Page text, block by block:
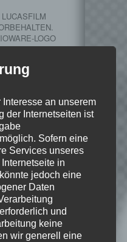
LOGO
EA UND DAS
ALLE
SIND
DAS
VON
AND
DAS EA-
VON
ALLE
SIND
an unserem
der Internetseiten ist
Sofern eine
Services unseres
in
jedoch eine
Daten
und
keine
wir generell eine